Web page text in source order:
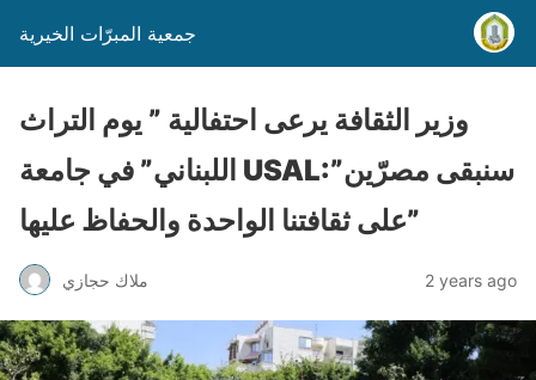
جمعية المبرّات الخيرية
وزير الثقافة يرعى احتفالية ” يوم التراث
اللبناني” في جامعة USAL:”سنبقى مصرّين
على ثقافتنا الواحدة والحفاظ عليها”
ملاك حجازي 2 years ago